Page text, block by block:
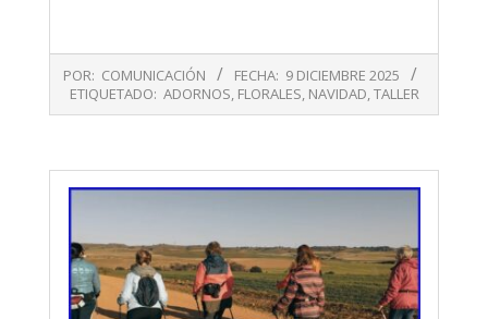
12-
09
POR: COMUNICACIÓN FECHA: 9 DICIEMBRE 2025
ETIQUETADO: ADORNOS, FLORALES, NAVIDAD,TALLER